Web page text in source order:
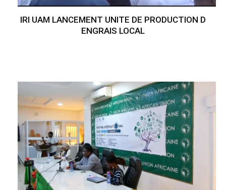
IRI UAM LANCEMENT UNITE DE PRODUCTION D
ENGRAIS LOCAL